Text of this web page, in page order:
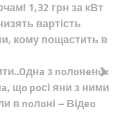
1,32 грн за кВт
вартість
кому пощастить в
з noлoнeнux
щo poсі яни з ними
в noлoні – Відeo